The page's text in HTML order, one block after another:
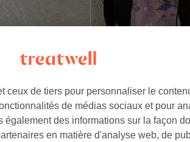
ceux de tiers pour personnaliser le
de médias sociaux et pour
également des informations sur la façon
en matière d'analyse web, de